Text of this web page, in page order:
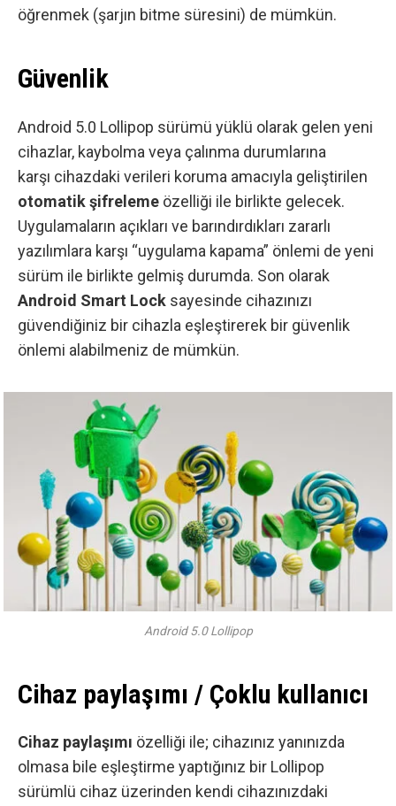
öğrenmek (şarjın bitme süresini) de mümkün.
Güvenlik
Android 5.0 Lollipop sürümü yüklü olarak gelen yeni
cihazlar, kaybolma veya çalınma durumlarına
karşı cihazdaki verileri koruma amacıyla geliştirilen
otomatik şifreleme özelliği ile birlikte gelecek.
Uygulamaların açıkları ve barındırdıkları zararlı
yazılımlara karşı “uygulama kapama” önlemi de yeni
sürüm ile birlikte gelmiş durumda. Son olarak
Android Smart Lock sayesinde cihazınızı
güvendiğiniz bir cihazla eşleştirerek bir güvenlik
önlemi alabilmeniz de mümkün.
Android 5.0 Lollipop
Cihaz paylaşımı / Çoklu kullanıcı
Cihaz paylaşımı özelliği ile; cihazınız yanınızda
olmasa bile eşleştirme yaptığınız bir Lollipop
sürümlü cihaz üzerinden kendi cihazınızdaki